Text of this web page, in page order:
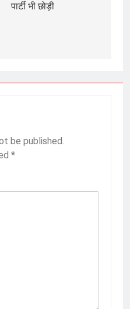
पार्टी भी छोड़ी
be published.
*